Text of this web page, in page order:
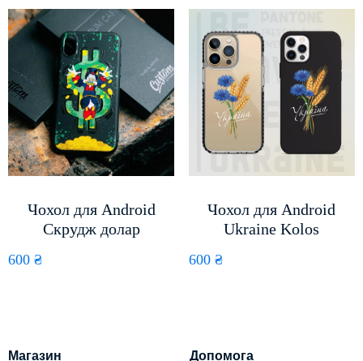
Чохол для Android
Скрудж долар
600 ₴
Чохол для Android
Ukraine Kolos
600 ₴
Магазин Допомога